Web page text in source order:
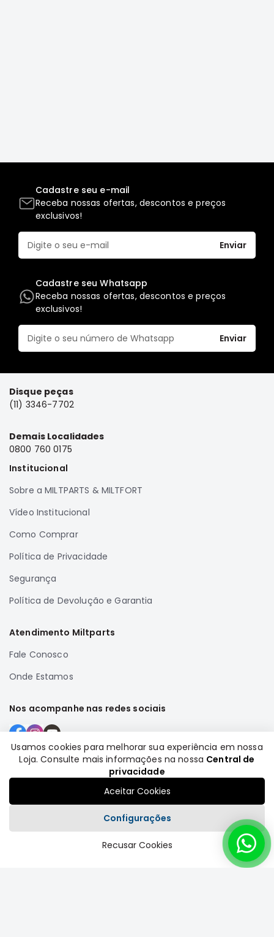
SPORT
Pajero
Lancer
Airtrek
Outlander
Cadastre seu e-mail
Receba nossas ofertas, descontos e preços
exclusivos!
Enviar
Cadastre seu Whatsapp
Receba nossas ofertas, descontos e preços
exclusivos!
Enviar
Disque peças
(11) 3346-7702
Demais Localidades
0800 760 0175
Institucional
Sobre a MILTPARTS & MILTFORT
Vídeo Institucional
Como Comprar
Política de Privacidade
Segurança
Política de Devolução e Garantia
Atendimento Miltparts
Fale Conosco
Onde Estamos
Nos acompanhe nas redes sociais
Formas de pagamento
Plataforma
Usamos cookies para melhorar sua experiência em nossa
Loja. Consulte mais informações na nossa Central de
privacidade
Aceitar Cookies
Configurações
Recusar Cookies